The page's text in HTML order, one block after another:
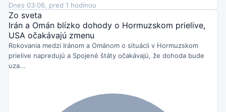
Dnes 03:06, pred 1 hodinou
Zo sveta
Irán a Omán blízko dohody o Hormuzskom prielive,
USA očakávajú zmenu
Rokovania medzi Iránom a Ománom o situácii v Hormuzskom
prielive napredujú a Spojené štáty očakávajú, že dohoda bude
uza...